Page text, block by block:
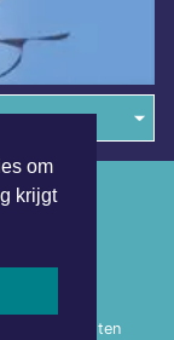
om
krijgt
- Alle rechten